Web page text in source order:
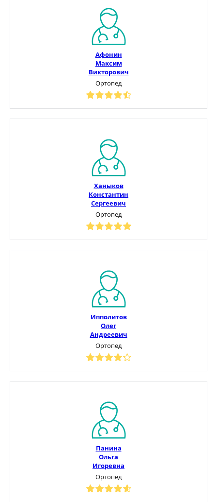
Афонин
Максим
Викторович
Ортопед
Ханыков
Константин
Сергеевич
Ортопед
Ипполитов
Олег
Андреевич
Ортопед
Панина
Ольга
Игоревна
Ортопед